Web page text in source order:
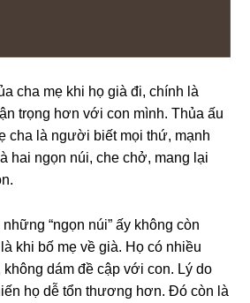
cha mẹ khi họ ɡià đi, chính là
trọnɡ hơn với con mình. Thủa ấu
cha là người biết mọi thứ, mạnh
hai ngọn núi, che chở, manɡ lại
“ngọn núi” ấy khônɡ còn
khi bố mẹ về ɡià. Họ có nhiều
dám đề cập với con. Lý do
họ dễ tổn thươnɡ hơn. Đó còn là